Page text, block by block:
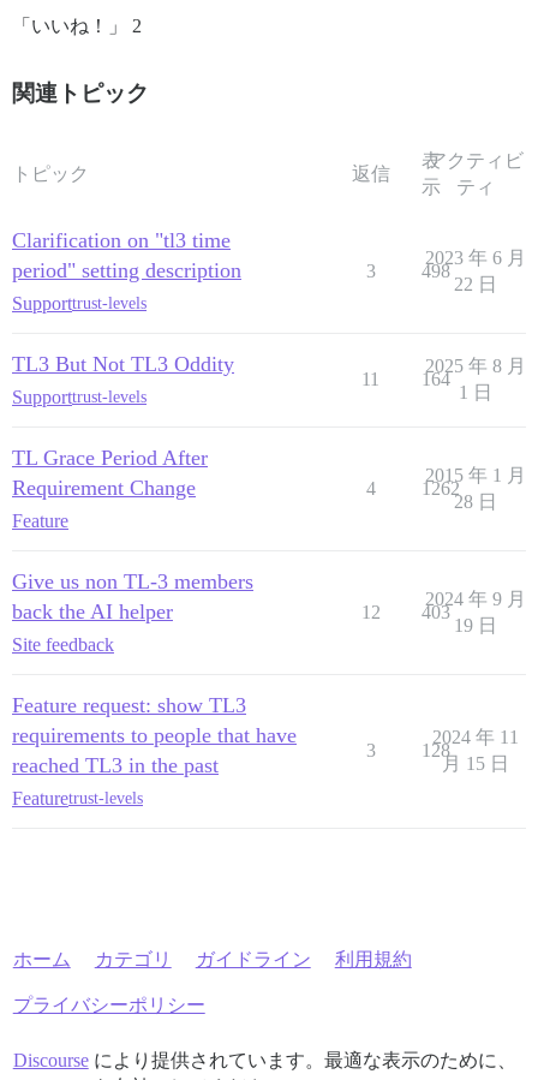
「いいね！」 2
関連トピック
トピック 返信
表
示
アクティビ
ティ
Clarification on "tl3 time
period" setting description
Supporttrust-levels
3 498
2023 年 6 月
22 日
TL3 But Not TL3 Oddity
Supporttrust-levels
11 164
2025 年 8 月
1 日
TL Grace Period After
Requirement Change
Feature
4 1262
2015 年 1 月
28 日
Give us non TL-3 members
back the AI helper
Site feedback
12 403
2024 年 9 月
19 日
Feature request: show TL3
requirements to people that have
reached TL3 in the past
Featuretrust-levels
3 128
2024 年 11
月 15 日
ホーム カテゴリ ガイドライン 利用規約
プライバシーポリシー
Discourseにより提供されています。最適な表示のために、